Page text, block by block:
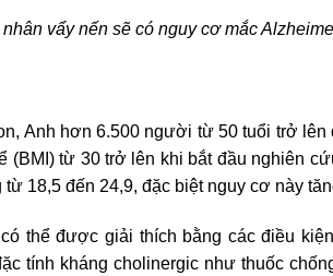
vẩy nến sẽ có nguy cơ mắc
Anh hơn 6.500 người từ 50 tuổi trở
từ 30 trở lên khi bắt đầu nghiên
18,5 đến 24,9, đặc biệt nguy cơ này
thể được giải thích bằng các điều
tính kháng cholinergic như thuốc